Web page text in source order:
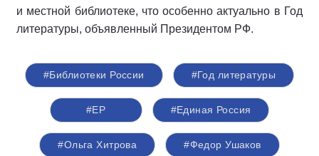
и местной библиотеке, что особенно актуально в Год
литературы, объявленный Президентом РФ.
#Библиотеки России #Год литературы
#ЕР #Единая Россия
#Ольга Хитрова #Федор Ушаков